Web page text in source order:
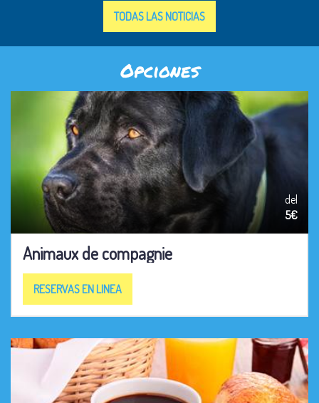
TODAS LAS NOTICIAS
Opciones
del
5€
Animaux de compagnie
RESERVAS EN LINEA